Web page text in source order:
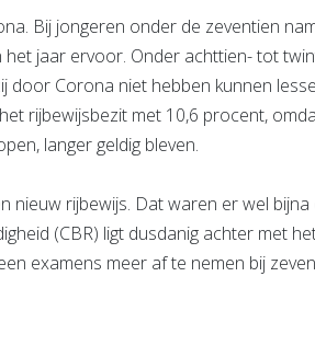
Bij jongeren onder de zeventien
jaar ervoor. Onder achttien- tot
door Corona niet hebben kunnen
rijbewijsbezit met 10,6 procent,
langer geldig bleven.
nieuw rijbewijs. Dat waren er wel
(CBR) ligt dusdanig achter met
examens meer af te nemen bij